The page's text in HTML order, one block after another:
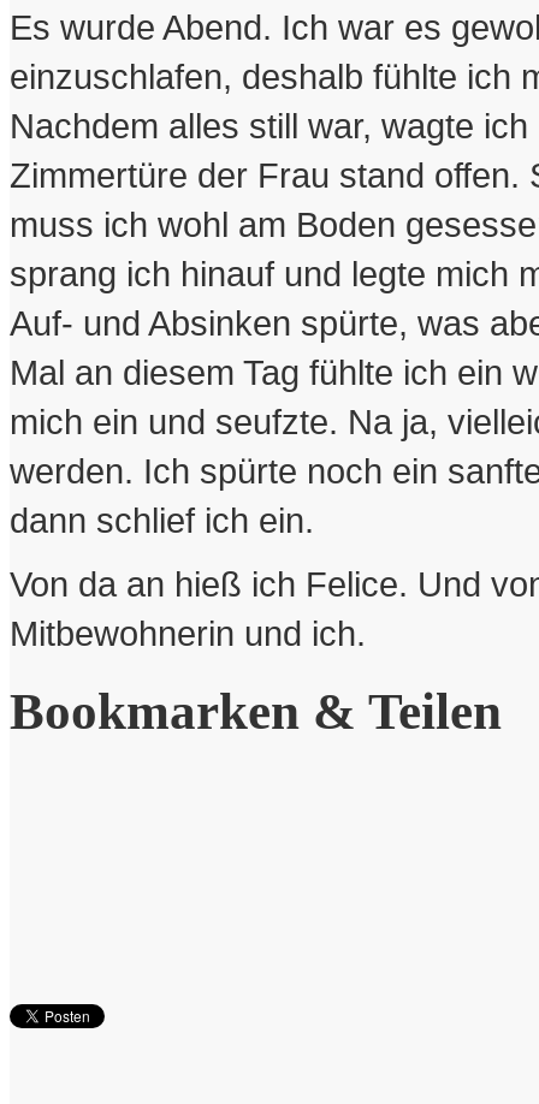
Es wurde Abend. Ich war es
einzuschlafen, deshalb fühlte ich
Nachdem alles still war, wagte
Zimmertüre der Frau stand
muss ich wohl am Boden
sprang ich hinauf und legte mich
Auf- und Absinken spürte, was
Mal an diesem Tag fühlte ich ein
mich ein und seufzte. Na ja,
werden. Ich spürte noch ein
dann schlief ich ein.
Von da an hieß ich Felice. Und
Mitbewohnerin und ich.
Bookmarken & Teilen